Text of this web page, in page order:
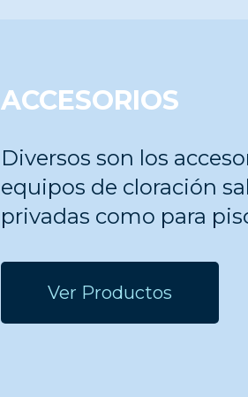
ACCESORIOS
Diversos son los
equipos de cloración
privadas como para
Ver Productos